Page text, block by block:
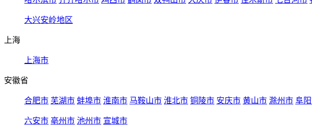
大兴安岭地区
上海
上海市
安徽省
合肥市 芜湖市 蚌埠市 淮南市 马鞍山市 淮北市 铜陵市 安庆市 黄山市 滁州市 阜
六安市 亳州市 池州市 宣城市